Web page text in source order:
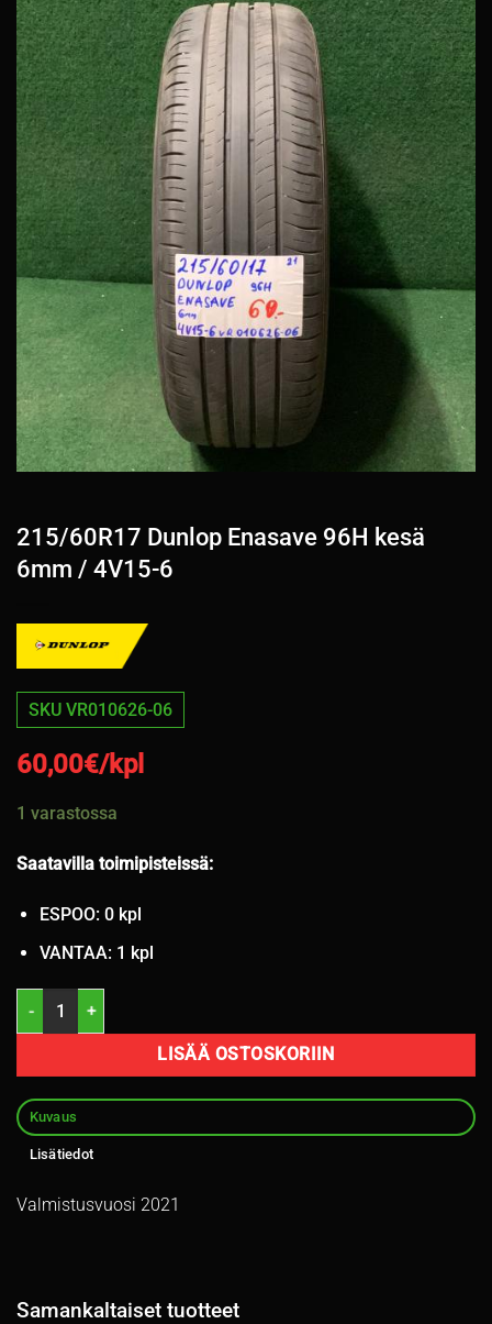
215/60R17 Dunlop Enasave 96H kesä
6mm / 4V15-6
SKU VR010626-06
60,00€/kpl
1 varastossa
Saatavilla toimipisteissä:
ESPOO: 0 kpl
VANTAA: 1 kpl
215/60R17 Dunlop Enasave 96H kesä 6mm / 4V15-6 määrä
LISÄÄ OSTOSKORIIN
Kuvaus
Lisätiedot
Valmistusvuosi 2021
Samankaltaiset tuotteet